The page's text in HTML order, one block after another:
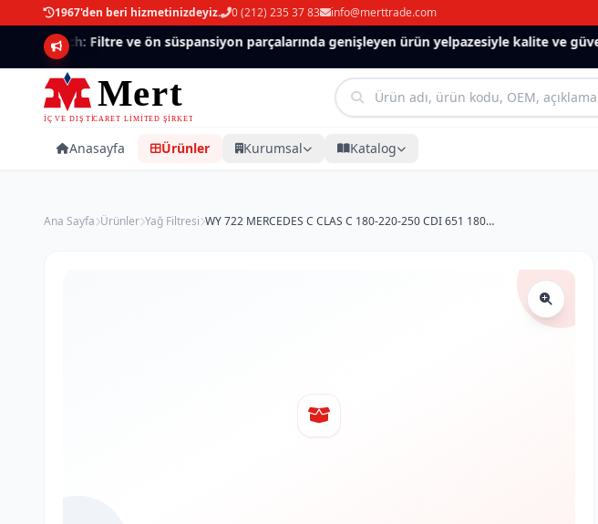
1967'den beri hizmetinizdeyiz. 0 (212) 235 37 83 info@merttrade.com
Mannlich: Filtre ve ön süspansiyon parçalarında genişleyen ürün yelpazesiyle kalite ve güven.
Anasayfa Ürünler Kurumsal Katalog
Ana Sayfa Ürünler Yağ Filtresi WY 722 MERCEDES C CLAS C 180-220-250 CDI 651 1800 009 Yağ Filtresi